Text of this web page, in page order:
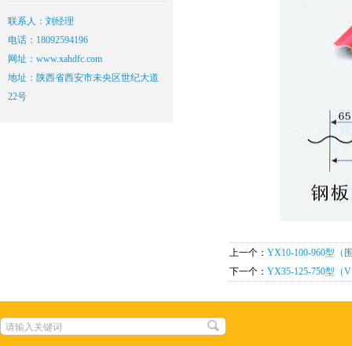
联系人：刘经理
电话：18092594196
网址：www.xahdfc.com
地址：陕西省西安市未央区世纪大道
22号
上一个： YX10-100-960型（
下一个： YX35-125-750型（